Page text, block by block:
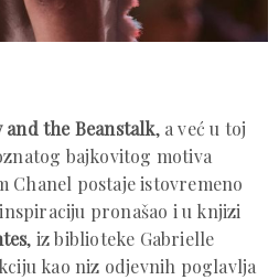
and the Beanstalk, a već u toj
bajkovitog motiva
Chanel postaje istovremeno
pronašao i u knjizi
, iz biblioteke Gabrielle
kao niz odjevnih poglavlja